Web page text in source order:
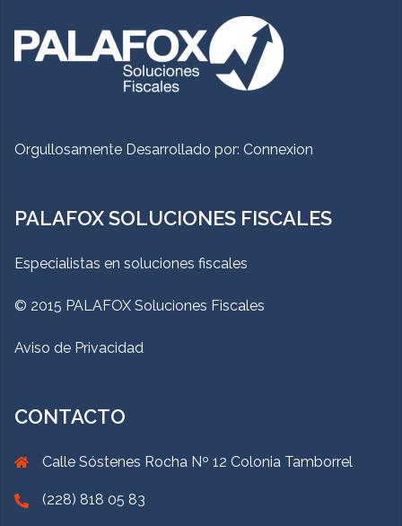
Orgullosamente Desarrollado por: Connexion
PALAFOX SOLUCIONES FISCALES
Especialistas en soluciones fiscales
© 2015 PALAFOX Soluciones Fiscales
Aviso de Privacidad
CONTACTO
Calle Sóstenes Rocha Nº 12 Colonia Tamborrel
(228) 818 05 83